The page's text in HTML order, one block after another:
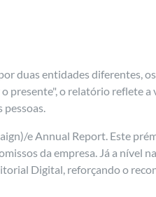
duas entidades diferentes,
presente", o relatório reflete a
pessoas.
e Annual Report. Este
da empresa. Já a nível
Digital, reforçando o